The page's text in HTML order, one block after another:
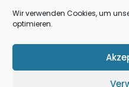
Wir verwenden Cookies, um
optimieren.
Folge Uns
Facebook
PinterestInstagram
YouTube